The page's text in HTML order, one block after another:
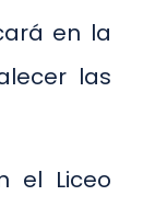
en la
las
el Liceo